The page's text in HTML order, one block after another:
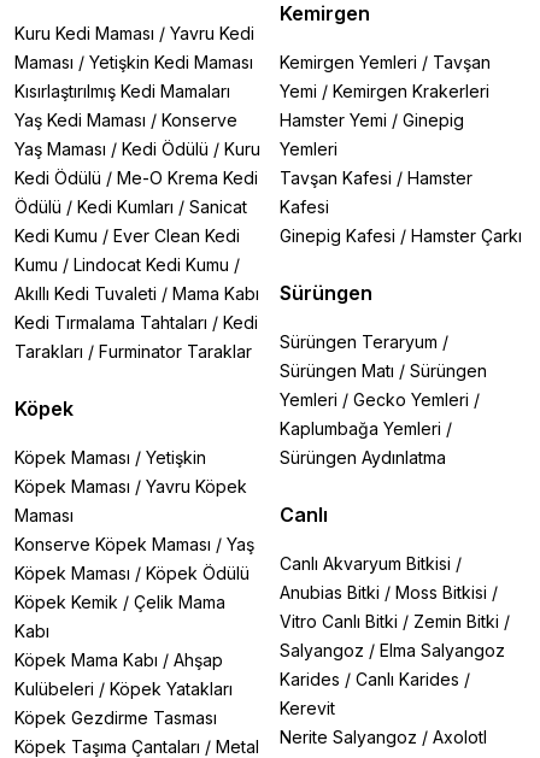
Kuru Kedi Maması / Yavru Kedi
Maması / Yetişkin Kedi Maması
Kısırlaştırılmış Kedi Mamaları
Yaş Kedi Maması / Konserve
Yaş Maması / Kedi Ödülü / Kuru
Kedi Ödülü / Me-O Krema Kedi
Ödülü / Kedi Kumları / Sanicat
Kedi Kumu / Ever Clean Kedi
Kumu / Lindocat Kedi Kumu /
Akıllı Kedi Tuvaleti / Mama Kabı
Kedi Tırmalama Tahtaları / Kedi
Tarakları / Furminator Taraklar
Köpek
Köpek Maması / Yetişkin
Köpek Maması / Yavru Köpek
Maması
Konserve Köpek Maması / Yaş
Köpek Maması / Köpek Ödülü
Köpek Kemik / Çelik Mama
Kabı
Köpek Mama Kabı / Ahşap
Kulübeleri / Köpek Yatakları
Köpek Gezdirme Tasması
Köpek Taşıma Çantaları / Metal
Kemirgen
Kemirgen Yemleri / Tavşan
Yemi / Kemirgen Krakerleri
Hamster Yemi / Ginepig
Yemleri
Tavşan Kafesi / Hamster
Kafesi
Ginepig Kafesi / Hamster Çarkı
Sürüngen
Sürüngen Teraryum /
Sürüngen Matı / Sürüngen
Yemleri / Gecko Yemleri /
Kaplumbağa Yemleri /
Sürüngen Aydınlatma
Canlı
Canlı Akvaryum Bitkisi /
Anubias Bitki / Moss Bitkisi /
Vitro Canlı Bitki / Zemin Bitki /
Salyangoz / Elma Salyangoz
Karides / Canlı Karides /
Kerevit
Nerite Salyangoz / Axolotl